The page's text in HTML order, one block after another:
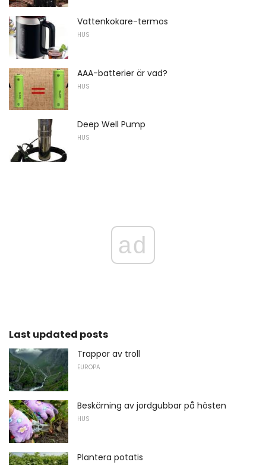
Vattenkokare-termos
HUS
AAA-batterier är vad?
HUS
Deep Well Pump
HUS
ad
Last updated posts
Trappor av troll
EUROPA
Beskärning av jordgubbar på hösten
HUS
Plantera potatis